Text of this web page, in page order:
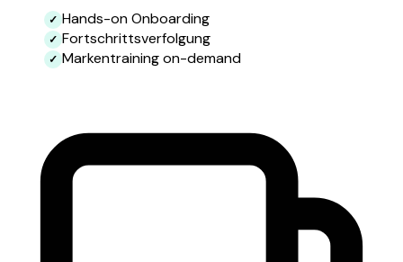
Hands-on Onboarding
Fortschrittsverfolgung
Markentraining on-demand